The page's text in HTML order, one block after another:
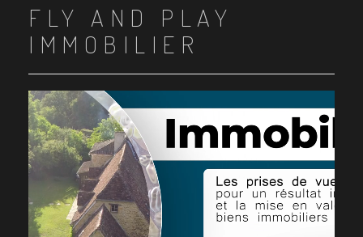
FLY AND PLAY
IMMOBILIER